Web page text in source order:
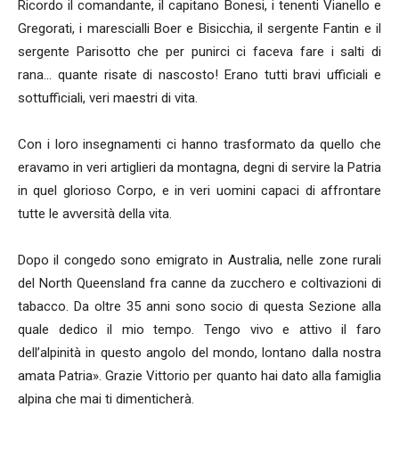
Ricordo il comandante, il capitano Bonesi, i tenenti Vianello e
Gregorati, i marescialli Boer e Bisicchia, il sergente Fantin e il
sergente Parisotto che per punirci ci faceva fare i salti di
rana… quante risate di nascosto! Erano tutti bravi ufficiali e
sottufficiali, veri maestri di vita.
Con i loro insegnamenti ci hanno trasformato da quello che
eravamo in veri artiglieri da montagna, degni di servire la Patria
in quel glorioso Corpo, e in veri uomini capaci di affrontare
tutte le avversità della vita.
Dopo il congedo sono emigrato in Australia, nelle zone rurali
del North Queensland fra canne da zucchero e coltivazioni di
tabacco. Da oltre 35 anni sono socio di questa Sezione alla
quale dedico il mio tempo. Tengo vivo e attivo il faro
dell’alpinità in questo angolo del mondo, lontano dalla nostra
amata Patria». Grazie Vittorio per quanto hai dato alla famiglia
alpina che mai ti dimenticherà.